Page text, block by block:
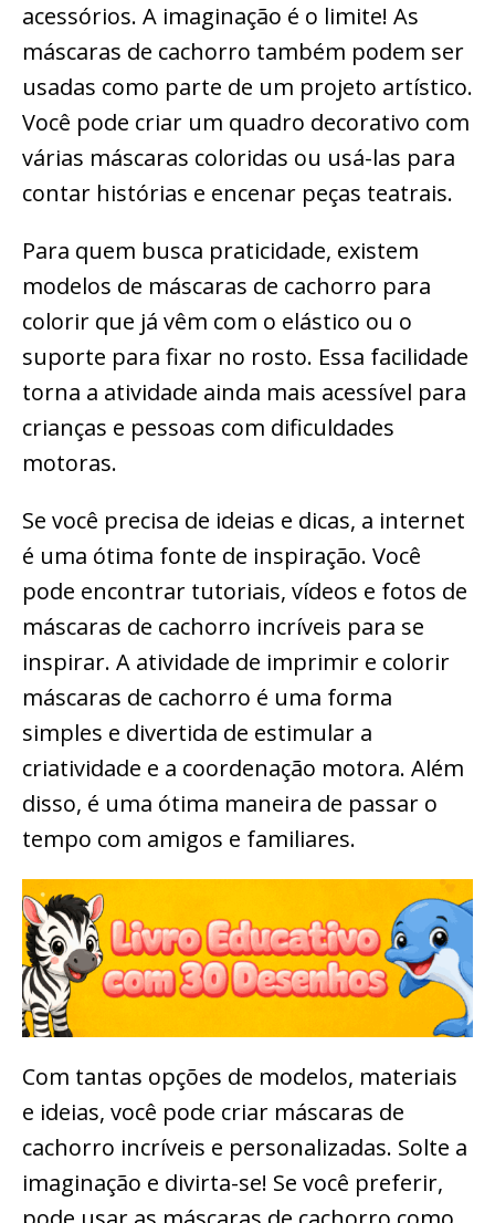
acessórios. A imaginação é o limite! As
máscaras de cachorro também podem ser
usadas como parte de um projeto artístico.
Você pode criar um quadro decorativo com
várias máscaras coloridas ou usá-las para
contar histórias e encenar peças teatrais.
Para quem busca praticidade, existem
modelos de máscaras de cachorro para
colorir que já vêm com o elástico ou o
suporte para fixar no rosto. Essa facilidade
torna a atividade ainda mais acessível para
crianças e pessoas com dificuldades
motoras.
Se você precisa de ideias e dicas, a internet
é uma ótima fonte de inspiração. Você
pode encontrar tutoriais, vídeos e fotos de
máscaras de cachorro incríveis para se
inspirar. A atividade de imprimir e colorir
máscaras de cachorro é uma forma
simples e divertida de estimular a
criatividade e a coordenação motora. Além
disso, é uma ótima maneira de passar o
tempo com amigos e familiares.
Com tantas opções de modelos, materiais
e ideias, você pode criar máscaras de
cachorro incríveis e personalizadas. Solte a
imaginação e divirta-se! Se você preferir,